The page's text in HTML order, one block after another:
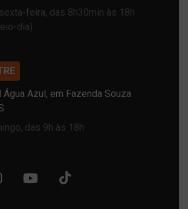
feira, das 8h30min às 18h
dia)
Azul, em Fazenda Souza
das 9h às 18h